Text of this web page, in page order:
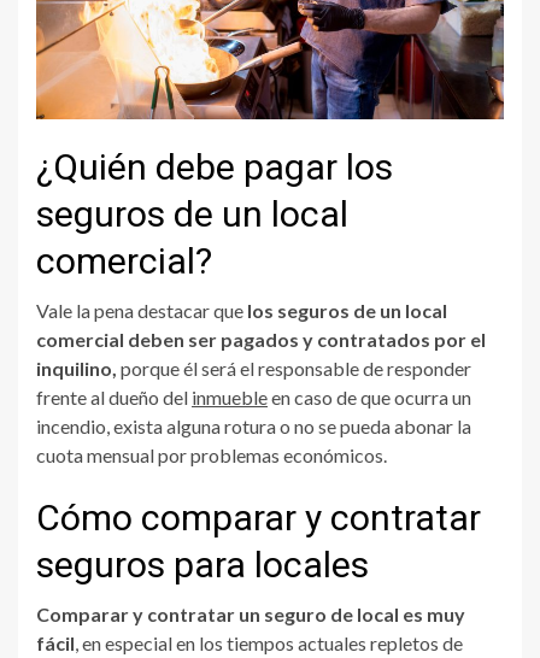
¿Quién debe pagar los
seguros de un local
comercial?
Vale la pena destacar que los seguros de un local
comercial deben ser pagados y contratados por el
inquilino, porque él será el responsable de responder
frente al dueño del inmuebleen caso de que ocurra un
incendio, exista alguna rotura o no se pueda abonar la
cuota mensual por problemas económicos.
Cómo comparar y contratar
seguros para locales
Comparar y contratar un seguro de local es muy
fácil , en especial en los tiempos actuales repletos de